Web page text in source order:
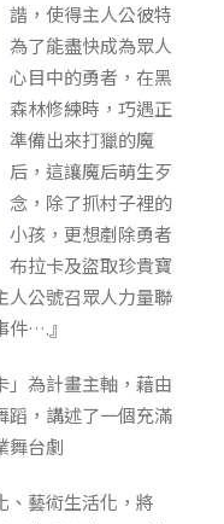
諧，使得主人公彼特
為了能盡快成為眾人
心目中的勇者，在黑
森林修練時，巧遇正
準備出來打獵的魔
后，這讓魔后萌生歹
念，除了抓村子裡的
小孩，更想剷除勇者
布拉卡及盜取珍貴寶
人公號召眾人力量聯
….』
」為計畫主軸，藉由
蹈，講述了一個充滿
舞台劇
、藝術生活化，將